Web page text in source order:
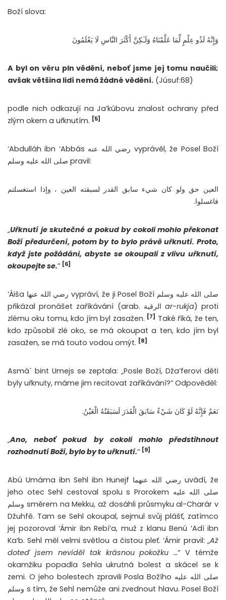
Boží slova:
وَإِنَّهُ لَذُو عِلْمٍ لِّمَا عَلَّمْنَاهُ وَلَـٰكِنَّ أَكْثَرَ النَّاسِ لَا يَعْلَمُونَ
A byl on věru pln vědění, neboť jsme jej tomu naučili;
avšak většina lidí nemá žádné vědění. (Júsuf:68)
podle nich odkazují na Ja’kúbovu znalost ochrany před
zlým okem a uřknutím. [5]
‘Abdulláh ibn ‘Abbás رضي الله عنه vyprávěl, že Posel Boží
صلى الله عليه وسلم pravil:
العين حق ولو كان شيء سابق القدر لسبقته العين ، وإذا استغسلتم
فاغسلوا.
„Uřknutí je skutečné a pokud by cokoli mohlo překonat
Boží předurčení, potom by to bylo právě uřknutí. Proto,
když jste požádáni, abyste se okoupali z vlivu uřknutí,
okoupejte se.” [6]
‘Áiša رضي الله عنها vypráví, že ji Posel Boží صلى الله عليه وسلم
ar-rukja) proti
zlému oku tomu, kdo jím byl zasažen. [7] Také říká, že ten,
kdo způsobil zlé oko, se má okoupat a ten, kdo jím byl
zasažen, se má touto vodou omýt. [8]
Asmá´ bint Umejs se zeptala: „Posle Boží, Dža’ferovi děti
byly uřknuty, máme jim recitovat zaříkávání?“ Odpověděl:
نَعَمْ فَإِنَّهُ لَوْ كَانَ شَيْءٌ سَابَقَ الْقَدَرَ لَسَبَقَتْهُ الْعَيْنُ.
„Ano, neboť pokud by cokoli mohlo předstihnout
rozhodnutí Boží, bylo by to uřknutí.“ [9]
Abú Umáma ibn Sehl ibn Hunejf رضي الله عنهما uvádí, že
jeho otec Sehl cestoval spolu s Prorokem صلى الله عليه
وسلم směrem na Mekku, až dosáhli průsmyku al-Charár v
Džuhfě. Tam se Sehl okoupal, sejmul svůj plášť, zatímco
jej pozoroval ‘Ámir ibn Rebí’a, muž z klanu Benú ‘Adí ibn
Ka’b. Sehl měl velmi světlou a čistou pleť. ‘Ámir pravil: „Až
doteď jsem neviděl tak krásnou pokožku …“ V témže
okamžiku popadla Sehla ukrutná bolest a skácel se k
zemi. O jeho bolestech zpravili Posla Božího صلى الله عليه
وسلم s tím, že Sehl nemůže ani zvednout hlavu. Posel Boží